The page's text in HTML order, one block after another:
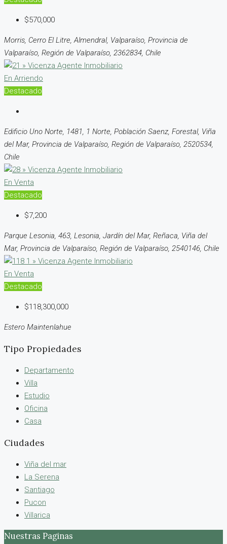
$570,000
Morris, Cerro El Litre, Almendral, Valparaíso, Provincia de
Valparaíso, Región de Valparaíso, 2362834, Chile
En Arriendo
Destacado
Edificio Uno Norte, 1481, 1 Norte, Población Saenz, Forestal, Viña
del Mar, Provincia de Valparaíso, Región de Valparaíso, 2520534,
Chile
En Venta
Destacado
$7,200
Parque Lesonia, 463, Lesonia, Jardín del Mar, Reñaca, Viña del
Mar, Provincia de Valparaíso, Región de Valparaíso, 2540146, Chile
En Venta
Destacado
$118,300,000
Estero Maintenlahue
Tipo Propiedades
Departamento
Villa
Estudio
Oficina
Casa
Ciudades
Viña del mar
La Serena
Santiago
Pucon
Villarica
Nuestras Paginas